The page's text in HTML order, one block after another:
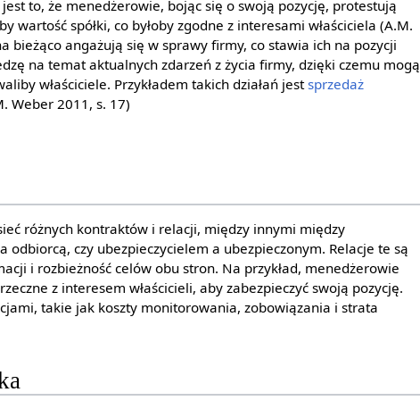
to, że menedżerowie, bojąc się o swoją pozycję, protestują
wartość spółki, co byłoby zgodne z interesami właściciela (A.M.
bieżąco angażują się w sprawy firmy, co stawia ich na pozycji
na temat aktualnych zdarzeń z życia firmy, dzięki czemu mogą
właściciele. Przykładem takich działań jestsprzedaż
Weber 2011, s. 17)
różnych kontraktów i relacji, między innymi między
odbiorcą, czy ubezpieczycielem a ubezpieczonym. Relacje te są
i rozbieżność celów obu stron. Na przykład, menedżerowie
z interesem właścicieli, aby zabezpieczyć swoją pozycję.
takie jak koszty monitorowania, zobowiązania i strata